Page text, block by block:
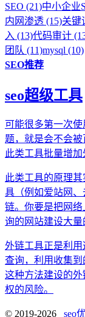
SEO (21)中小企业
内网渗透 (15)关键
入 (13)代码审计
团队 (11)mysql (10)
SEO推荐
seo超级工具
可能很多第一次
题，就是会不会
此类工具批量增加
此类工具的原理
具（例如爱站网
链。你要是把网
询的网站建设大量
外链工具正是利
查询，利用收集到
这种方法建设的
权的风险。
© 2019-2026 seo